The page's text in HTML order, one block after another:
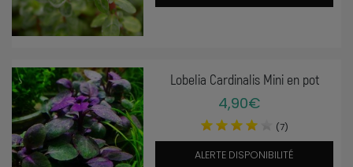
Lobelia Cardinalis Mini en pot
4,90€
(7)
ALERTE DISPONIBILITÉ